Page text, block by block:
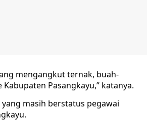
mengangkut ternak, buah-
Pasangkayu,” katanya.
masih berstatus pegawai